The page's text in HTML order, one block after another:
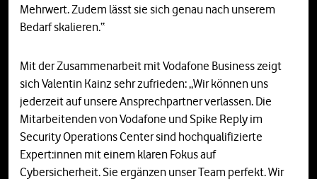
Mehrwert. Zudem lässt sie sich genau nach unserem
Bedarf skalieren.“
Mit der Zusammenarbeit mit Vodafone Business zeigt
sich Valentin Kainz sehr zufrieden: „Wir können uns
jederzeit auf unsere Ansprechpartner verlassen. Die
Mitarbeitenden von Vodafone und Spike Reply im
Security Operations Center sind hochqualifizierte
Expert:innen mit einem klaren Fokus auf
Cybersicherheit. Sie ergänzen unser Team perfekt. Wir